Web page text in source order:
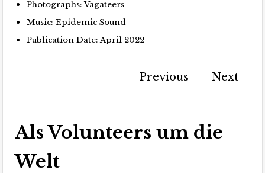
Photographs: Vagateers
Music: Epidemic Sound
Publication Date: April 2022
Previous Next
Als Volunteers um die
Welt